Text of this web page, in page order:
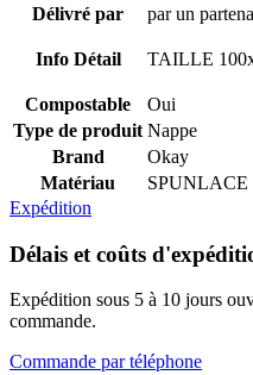
Délivré par
par un
Info Détail TAILLE
Compostable
Oui
Type de produit Nappe
Brand
Okay
Matériau
SPUNLACE
Expédition
Délais et coûts
Expédition sous 5 à 10 jours
commande.
Commande par téléphone